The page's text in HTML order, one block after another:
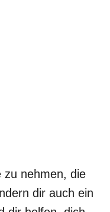
zu nehmen, die
dir auch ein